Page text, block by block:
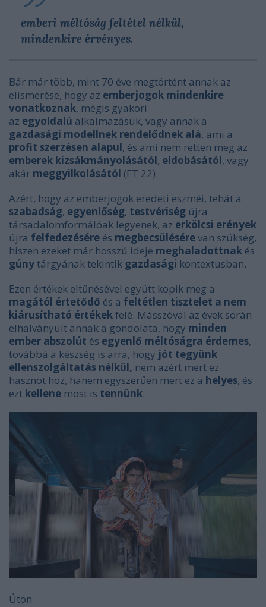
emberi méltóság feltétel nélkül,
mindenkire érvényes.
Bár már több, mint 70 éve megtörtént annak az
elismerése, hogy az emberjogok mindenkire
vonatkoznak, mégis gyakori
az egyoldalú alkalmazásuk, vagy annak a
gazdasági modellnek rendelődnek alá, ami a
profit szerzésen alapul, és ami nem retten meg az
emberek kizsákmányolásától, eldobásától, vagy
akár meggyilkolásától (FT 22).
Azért, hogy az emberjogok eredeti eszméi, tehát a
szabadság, egyenlőség, testvériség újra
társadalomformálóak legyenek, az erkölcsi erények
újra felfedezésére és megbecsülésérevan szükség,
hiszen ezeket már hosszú ideje meghaladottnak és
gúnytárgyának tekintik gazdasági kontextusban.
Ezen értékek eltűnésével együtt kopik meg a
magától értetődő és a feltétlen tisztelet a nem
kiárusítható értékekfelé. Másszóval az évek során
elhalványult annak a gondolata, hogy minden
ember abszolút és egyenlő méltóságra érdemes,
továbbá a készség is arra, hogy jót tegyünk
ellenszolgáltatás nélkül, nem azért mert ez
hasznot hoz, hanem egyszerűen mert ez a helyes, és
ezt kellene most is tennünk.
Úton